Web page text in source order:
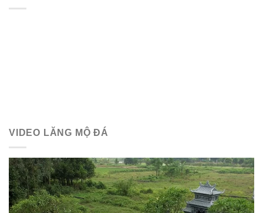
VIDEO LĂNG MỘ ĐÁ